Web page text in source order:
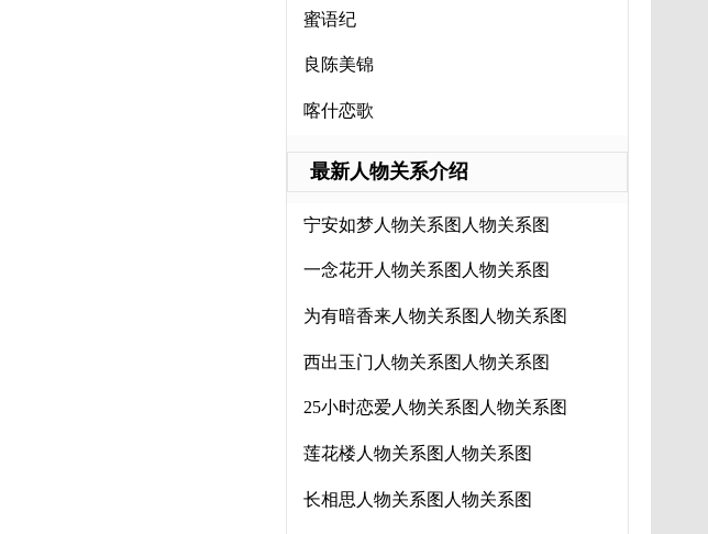
蜜语纪
良陈美锦
喀什恋歌
最新人物关系介绍
宁安如梦人物关系图人物关系图
一念花开人物关系图人物关系图
为有暗香来人物关系图人物关系图
西出玉门人物关系图人物关系图
25小时恋爱人物关系图人物关系图
莲花楼人物关系图人物关系图
长相思人物关系图人物关系图